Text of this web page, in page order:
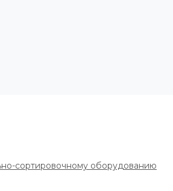
сортировочному оборудованию